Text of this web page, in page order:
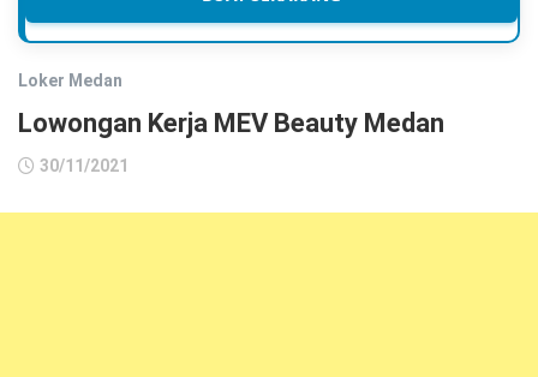
Loker Medan
Lowongan Kerja MEV Beauty Medan
30/11/2021